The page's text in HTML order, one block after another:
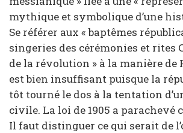
mythique et symbolique d’une
Se référer aux « baptêmes
singeries des cérémonies et rites
de la révolution » à la manière de
est bien insuffisant puisque la
tôt tourné le dos à la tentation
civile. La loi de 1905 a parachevé
Il faut distinguer ce qui serait de